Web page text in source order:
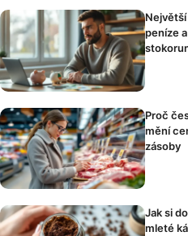
peníze
Proč
mění
zásoby
Jak si
mleté